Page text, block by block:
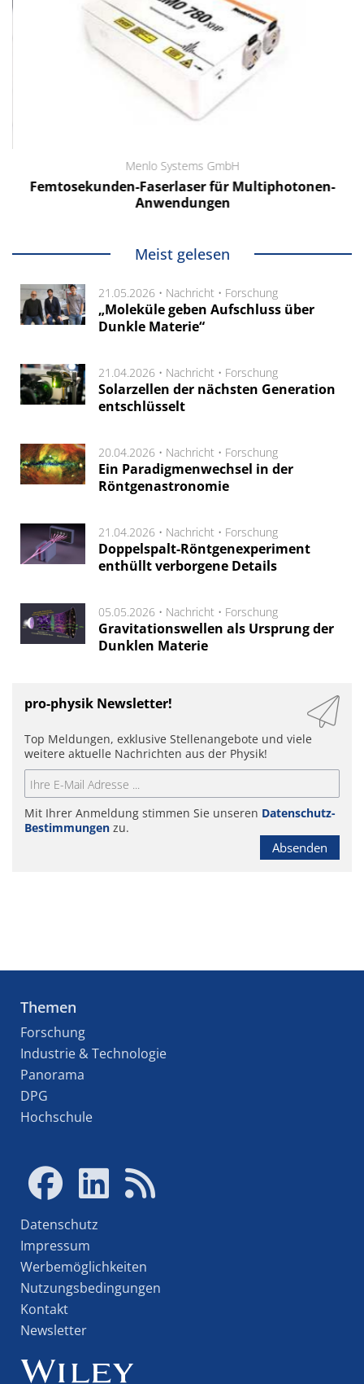
Menlo Systems GmbH
Femtosekunden-Faserlaser für Multiphotonen-
Anwendungen
Meist gelesen
21.05.2026 • Nachricht • Forschung
„Moleküle geben Aufschluss über
Dunkle Materie“
21.04.2026 • Nachricht • Forschung
Solarzellen der nächsten Generation
entschlüsselt
20.04.2026 • Nachricht • Forschung
Ein Paradigmenwechsel in der
Röntgenastronomie
21.04.2026 • Nachricht • Forschung
Doppelspalt-Röntgenexperiment
enthüllt verborgene Details
05.05.2026 • Nachricht • Forschung
Gravitationswellen als Ursprung der
Dunklen Materie
pro-physik Newsletter!
Top Meldungen, exklusive Stellenangebote und viele
weitere aktuelle Nachrichten aus der Physik!
Mit Ihrer Anmeldung stimmen Sie unseren Datenschutz-
Bestimmungen zu.
Absenden
Themen
Forschung
Industrie & Technologie
Panorama
DPG
Hochschule
Datenschutz
Impressum
Werbemöglichkeiten
Nutzungsbedingungen
Kontakt
Newsletter